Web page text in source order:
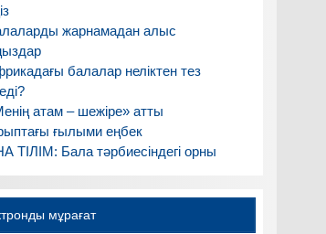
жарнамадан алыс
балалар неліктен тез
атам – шежіре» атты
ғылыми еңбек
ТІЛІМ: Бала тәрбиесіндегі орны
мұрағат